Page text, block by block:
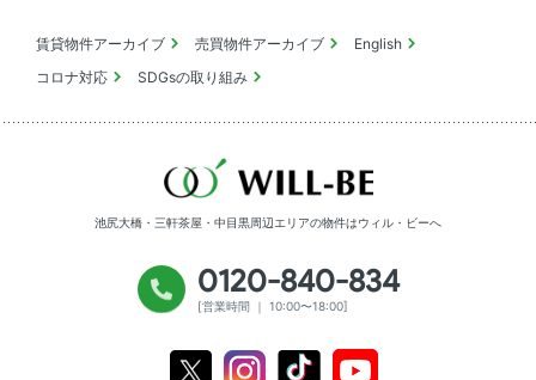
賃貸物件アーカイブ 売買物件アーカイブ
English
コロナ対応
SDGsの取り組み
池尻大橋・三軒茶屋・中目黒周辺エリアの物件はウィル・ビーへ
0120-840-834
[営業時間 ｜ 10:00〜18:00]
Instagram Tiktok